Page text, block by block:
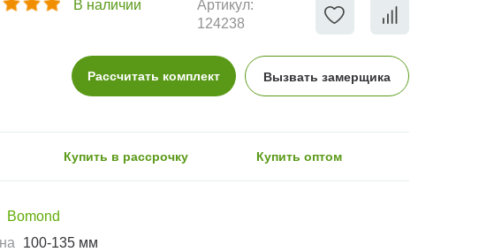
В наличии
Артикул:
124238
Рассчитать комплект Вызвать замерщика
Купить в рассрочку Купить оптом
Bomond
100-135 мм